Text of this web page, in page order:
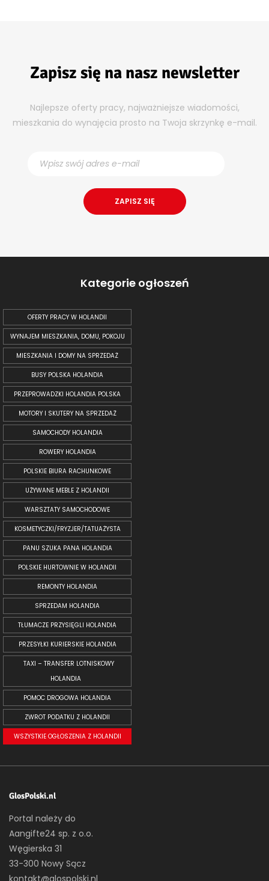
Zapisz się na nasz newsletter
Najlepsze oferty pracy, najważniejsze wiadomości,
mieszkania do wynajęcia prosto na Twoja skrzynkę e-mail.
Kategorie ogłoszeń
OFERTY PRACY W HOLANDII
WYNAJEM MIESZKANIA, DOMU, POKOJU
MIESZKANIA I DOMY NA SPRZEDAŻ
BUSY POLSKA HOLANDIA
PRZEPROWADZKI HOLANDIA POLSKA
MOTORY I SKUTERY NA SPRZEDAŻ
SAMOCHODY HOLANDIA
ROWERY HOLANDIA
POLSKIE BIURA RACHUNKOWE
UŻYWANE MEBLE Z HOLANDII
WARSZTATY SAMOCHODOWE
KOSMETYCZKI/FRYZJER/TATUAŻYSTA
PANU SZUKA PANA HOLANDIA
POLSKIE HURTOWNIE W HOLANDII
REMONTY HOLANDIA
SPRZEDAM HOLANDIA
TŁUMACZE PRZYSIĘGLI HOLANDIA
PRZESYŁKI KURIERSKIE HOLANDIA
TAXI – TRANSFER LOTNISKOWY
HOLANDIA
POMOC DROGOWA HOLANDIA
ZWROT PODATKU Z HOLANDII
WSZYSTKIE OGŁOSZENIA Z HOLANDII
GlosPolski.nl
Portal należy do
Aangifte24 sp. z o.o.
Węgierska 31
33-300 Nowy Sącz